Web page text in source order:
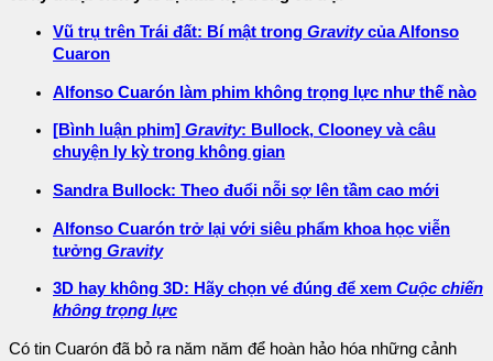
Vũ trụ trên Trái đất: Bí mật trong Gravitycủa Alfonso
Cuaron
Alfonso Cuarón làm phim không trọng lực như thế nào
[Bình luận phim] Gravity: Bullock, Clooney và câu
chuyện ly kỳ trong không gian
Sandra Bullock: Theo đuổi nỗi sợ lên tầm cao mới
Alfonso Cuarón trở lại với siêu phẩm khoa học viễn
tưởng Gravity
3D hay không 3D: Hãy chọn vé đúng để xem Cuộc chiến
không trọng lực
Có tin Cuarón đã bỏ ra năm năm để hoàn hảo hóa những cảnh